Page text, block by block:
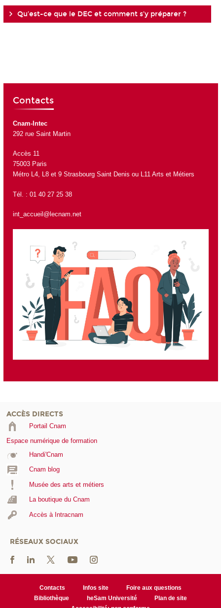
Qu’est-ce que le DEC et comment s’y préparer ?
Contacts
Cnam-Intec
292 rue Saint Martin
Accès 11
75003 Paris
Métro L4, L8 et 9 Strasbourg Saint Denis ou L11 Arts et Métiers
Tél. : 01 40 27 25 38
int_accueil@lecnam.net
ACCÈS DIRECTS
Portail Cnam
Espace numérique de formation
Handi'Cnam
Cnam blog
Musée des arts et métiers
La boutique du Cnam
Accès à Intracnam
RÉSEAUX SOCIAUX
Contacts Infos site
Foire aux questions
Bibliothèque
heSam Université
Plan de site